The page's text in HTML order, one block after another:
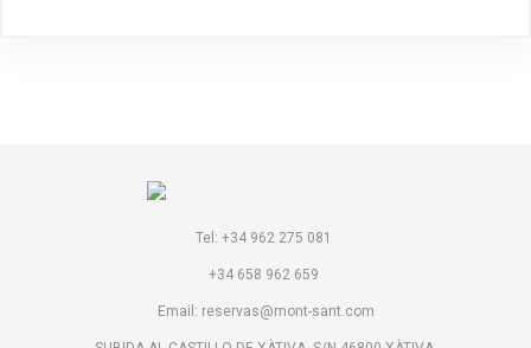
Tel: +34 962 275 081
+34 658 962 659
Email: reservas@mont-sant.com